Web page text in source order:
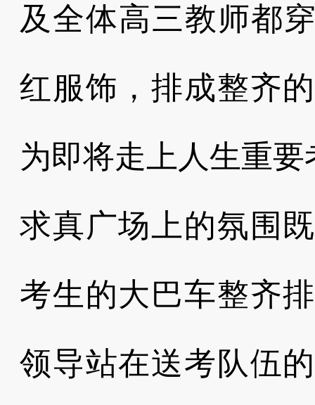
及全体高三教师都
红服饰，排成整齐
为即将走上人生重
求真广场上的氛围
考生的大巴车整齐
领导站在送考队伍